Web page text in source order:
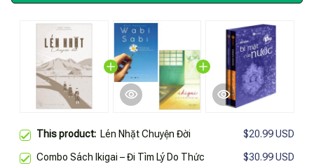
This product: Lén Nhặt Chuyện Đời $20.99 USD
Combo Sách Ikigai – Đi Tìm Lý Do Thức
$30.99 USD